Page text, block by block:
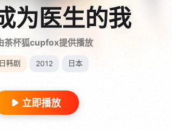
为医生的我
茶杯狐cupfox提供播放
日韩剧 2012 日本
立即播放